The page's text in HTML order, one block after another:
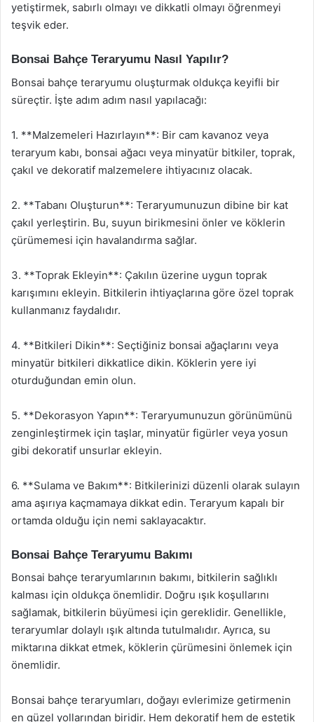
yetiştirmek, sabırlı olmayı ve dikkatli olmayı öğrenmeyi
teşvik eder.
Bonsai Bahçe Teraryumu Nasıl Yapılır?
Bonsai bahçe teraryumu oluşturmak oldukça keyifli bir
süreçtir. İşte adım adım nasıl yapılacağı:
1. **Malzemeleri Hazırlayın**: Bir cam kavanoz veya
teraryum kabı, bonsai ağacı veya minyatür bitkiler, toprak,
çakıl ve dekoratif malzemelere ihtiyacınız olacak.
2. **Tabanı Oluşturun**: Teraryumunuzun dibine bir kat
çakıl yerleştirin. Bu, suyun birikmesini önler ve köklerin
çürümemesi için havalandırma sağlar.
3. **Toprak Ekleyin**: Çakılın üzerine uygun toprak
karışımını ekleyin. Bitkilerin ihtiyaçlarına göre özel toprak
kullanmanız faydalıdır.
4. **Bitkileri Dikin**: Seçtiğiniz bonsai ağaçlarını veya
minyatür bitkileri dikkatlice dikin. Köklerin yere iyi
oturduğundan emin olun.
5. **Dekorasyon Yapın**: Teraryumunuzun görünümünü
zenginleştirmek için taşlar, minyatür figürler veya yosun
gibi dekoratif unsurlar ekleyin.
6. **Sulama ve Bakım**: Bitkilerinizi düzenli olarak sulayın
ama aşırıya kaçmamaya dikkat edin. Teraryum kapalı bir
ortamda olduğu için nemi saklayacaktır.
Bonsai Bahçe Teraryumu Bakımı
Bonsai bahçe teraryumlarının bakımı, bitkilerin sağlıklı
kalması için oldukça önemlidir. Doğru ışık koşullarını
sağlamak, bitkilerin büyümesi için gereklidir. Genellikle,
teraryumlar dolaylı ışık altında tutulmalıdır. Ayrıca, su
miktarına dikkat etmek, köklerin çürümesini önlemek için
önemlidir.
Bonsai bahçe teraryumları, doğayı evlerimize getirmenin
en güzel yollarından biridir. Hem dekoratif hem de estetik